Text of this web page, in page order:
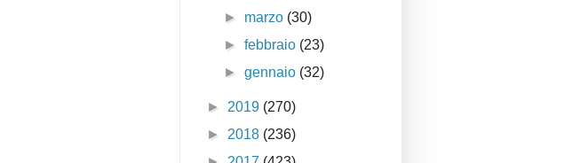
► marzo (30)
►febbraio (23)
►gennaio (32)
► 2019 (270)
► 2018 (236)